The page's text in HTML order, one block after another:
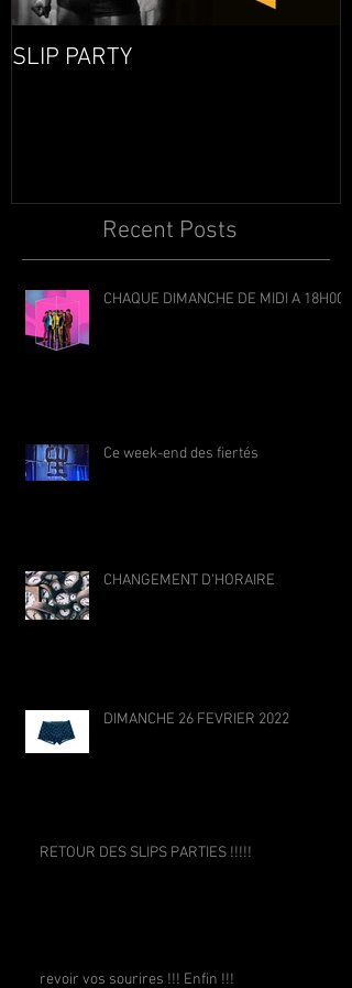
SLIP PARTY
Recent Posts
CHAQUE DIMANCHE DE MIDI A 18H00
Ce week-end des fiertés
CHANGEMENT D'HORAIRE
DIMANCHE 26 FEVRIER 2022
RETOUR DES SLIPS PARTIES !!!!!
revoir vos sourires !!! Enfin !!!